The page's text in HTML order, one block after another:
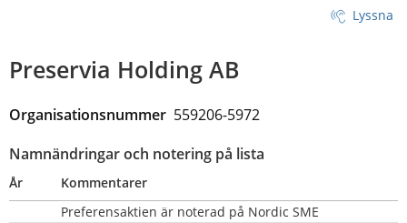
Lyssna
Preservia Holding AB
Organisationsnummer 559206-5972
Namnändringar och notering på lista
År
Kommentarer
Preferensaktien är noterad på Nordic SME